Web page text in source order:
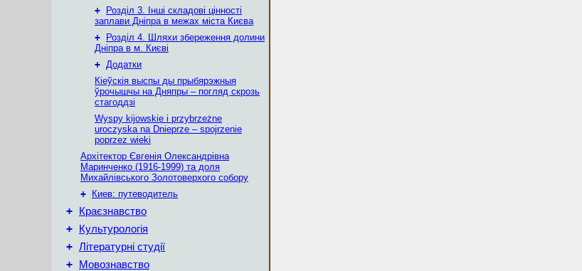
+
Розділ 3. Інші складові цінності
заплави Дніпра в межах міста Києва
+
Розділ 4. Шляхи збереження долини
Дніпра в м. Києві
+ Додатки
Кіеўскія выспы ды прыбярэжныя
ўрочышчы на Дняпры – погляд скрозь
стагоддзі
Wyspy kijowskie i przybrzeżne
uroczyska na Dnieprze – spojrzenie
poprzez wieki
Архітектор Євгенія Олександрівна
Маринченко (1916-1999) та доля
Михайлівського Золотоверхого собору
+
Киев: путеводитель
+ Краєзнавство
+ Культурологія
+ Літературні студії
+ Мовознавство